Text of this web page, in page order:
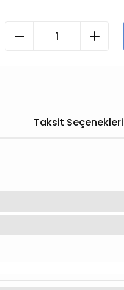
Taksit Seçenekleri